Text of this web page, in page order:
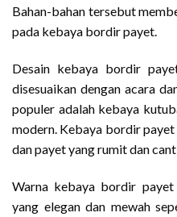
Bahan-bahan tersebut
pada kebaya bordir payet.
Desain kebaya bordir
disesuaikan dengan acara
populer adalah kebaya
modern. Kebaya bordir
dan payet yang rumit dan
Warna kebaya bordir payet
yang elegan dan mewah